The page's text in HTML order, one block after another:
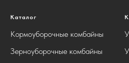
Каталог
Кормоуборочные комбайны
Зерноуборочные комбайны